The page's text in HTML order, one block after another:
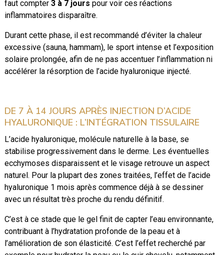
faut compter 3 à 7 jours pour voir ces réactions
inflammatoires disparaître.
Durant cette phase, il est recommandé d’éviter la chaleur
excessive (sauna, hammam), le sport intense et l’exposition
solaire prolongée, afin de ne pas accentuer l’inflammation ni
accélérer la résorption de l’acide hyaluronique injecté.
DE 7 À 14 JOURS APRÈS INJECTION D’ACIDE
HYALURONIQUE : L’INTÉGRATION TISSULAIRE
L’acide hyaluronique, molécule naturelle à la base, se
stabilise progressivement dans le derme. Les éventuelles
ecchymoses disparaissent et le visage retrouve un aspect
naturel. Pour la plupart des zones traitées, l’effet de l’acide
hyaluronique 1 mois après commence déjà à se dessiner
avec un résultat très proche du rendu définitif.
C’est à ce stade que le gel finit de capter l’eau environnante,
contribuant à l’hydratation profonde de la peau et à
l’amélioration de son élasticité. C’est l’effet recherché par